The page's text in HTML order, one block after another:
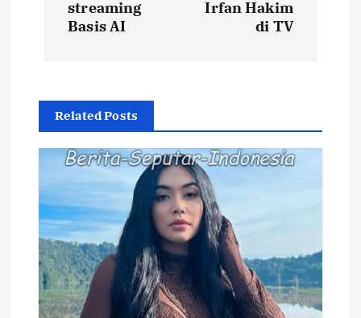
a
s
p
o
s
streaming
Basis AI
Irfan Hakim
di TV
Related Posts